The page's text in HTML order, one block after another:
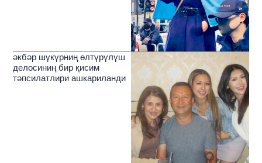
әкбәр шүкүрниң өлтүрүлүш
делосиниң бир қисим
тәпсилатлири ашкариланди